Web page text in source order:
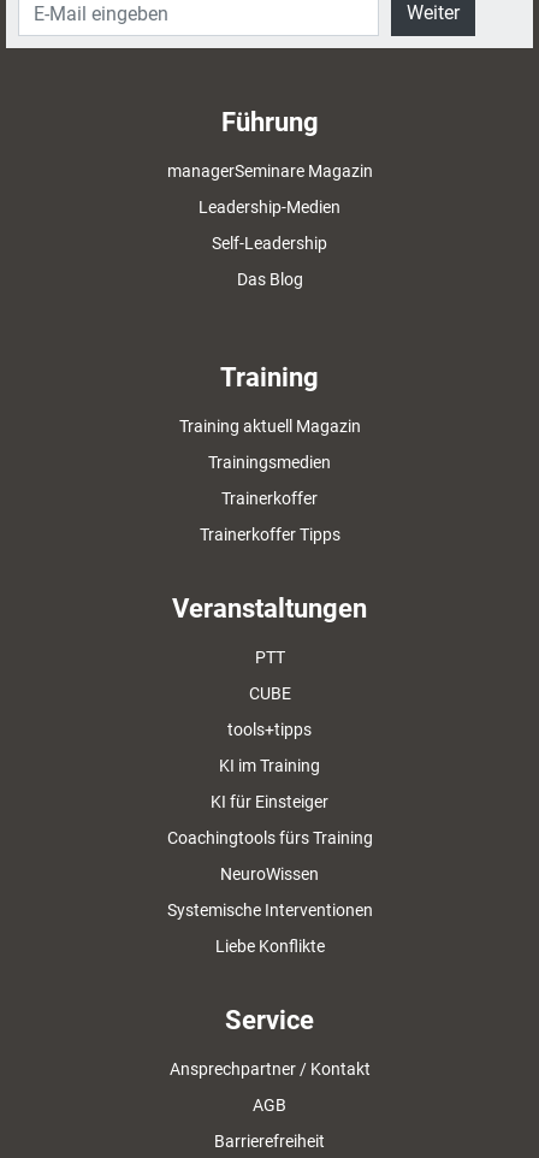
Weiter
Führung
managerSeminare Magazin
Leadership-Medien
Self-Leadership
Das Blog
Training
Training aktuell Magazin
Trainingsmedien
Trainerkoffer
Trainerkoffer Tipps
Veranstaltungen
PTT
CUBE
tools+tipps
KI im Training
KI für Einsteiger
Coachingtools fürs Training
NeuroWissen
Systemische Interventionen
Liebe Konflikte
Service
Ansprechpartner / Kontakt
AGB
Barrierefreiheit